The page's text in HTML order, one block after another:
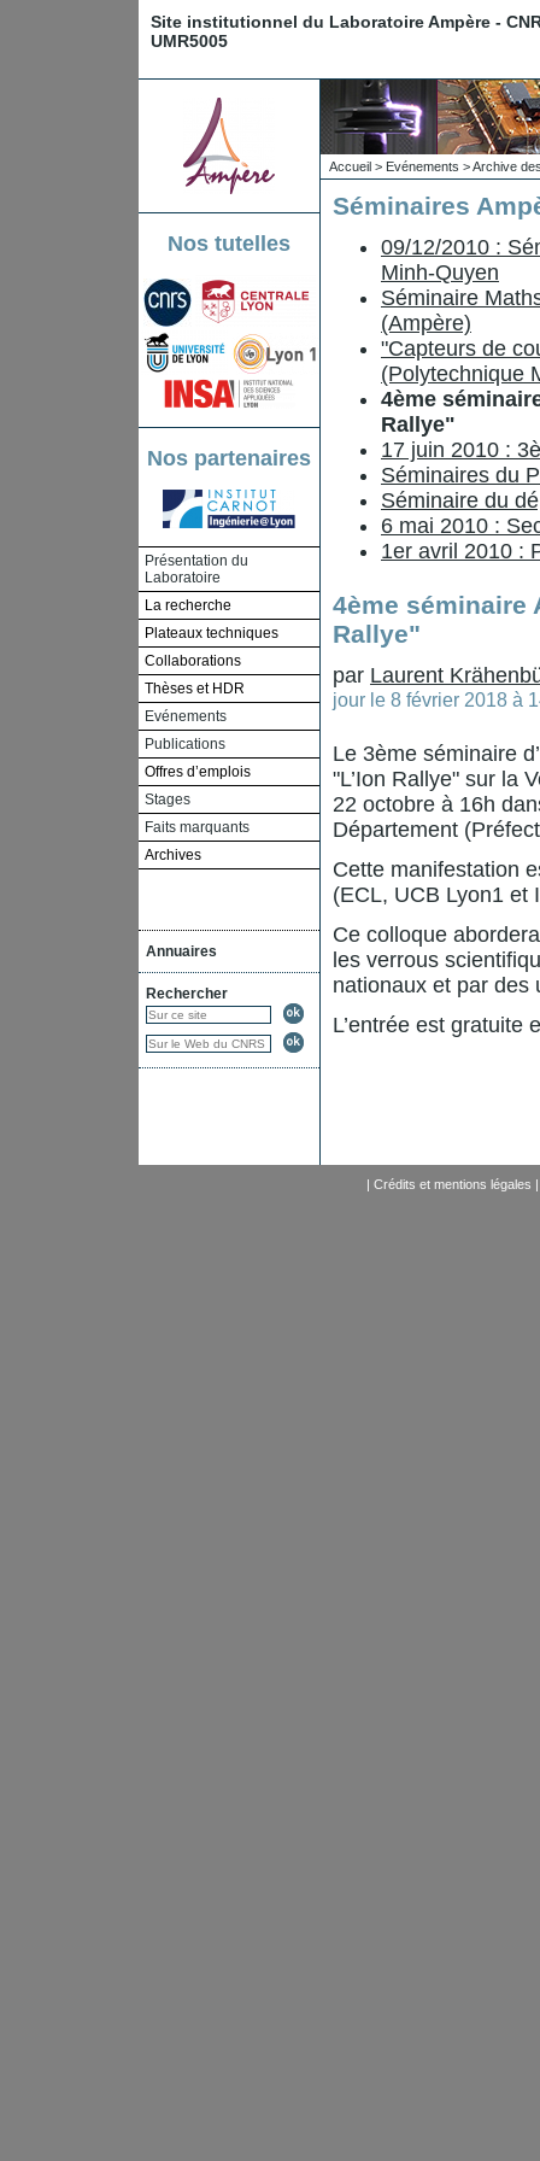
Site institutionnel du Laboratoire Ampère -
UMR5005
Nos tutelles
Nos partenaires
Présentation du
Laboratoire
La recherche
Plateaux techniques
Collaborations
Thèses et HDR
Evénements
Publications
Offres d’emplois
Stages
Faits marquants
Archives
Annuaires
Rechercher
Accueil > Evénements >Archive
Séminaires
09/12/2010 :
Minh-Quyen
Séminaire
(Ampère)
"Capteurs de
(Polytechnique
4ème
Rallye"
17 juin 2010 :
Séminaires du
Séminaire du
6 mai 2010 :
1er avril 2010 :
4ème séminaire
Rallye"
par Laurent
jour le 8 février 2018 à
Le 3ème séminaire
"L’Ion Rallye" sur la
22 octobre à 16h
Département
Cette manifestation
(ECL, UCB Lyon1 et
Ce colloque
les verrous
nationaux et par des
L’entrée est gratuite
| Crédits et mentions légales